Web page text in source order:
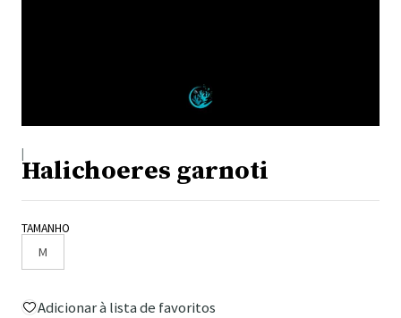
|
Halichoeres garnoti
TAMANHO
M
Adicionar à lista de favoritos